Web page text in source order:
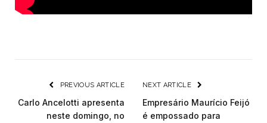
PREVIOUS ARTICLE
Carlo Ancelotti apresenta
neste domingo, no
NEXT ARTICLE
Empresário Maurício Feijó
é empossado para